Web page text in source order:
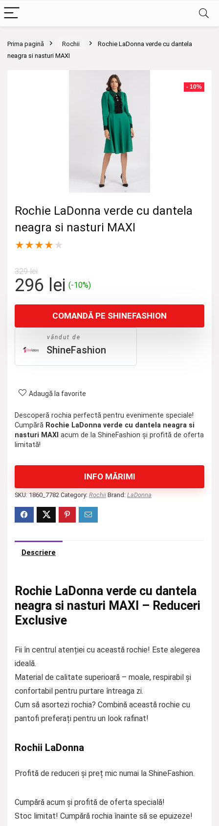
Prima pagină Rochii
Rochie LaDonna verde cu dantela
neagra si nasturi MAXI
- 10%
Rochie LaDonna verde cu dantela
neagra si nasturi MAXI
★★★★ ★
329lei
Prețul
a
fost:
329 lei.
296 leiPrețul
este:
296 lei.
(-10%)
COMANDĂ PE SHINEFASHION
vândut de
ShineFashion
Adaugă la favorite
Descoperă rochia perfectă pentru evenimente speciale!
Cumpără Rochie LaDonna verde cu dantela neagra si
nasturi MAXI acum de la ShineFashion și profită de oferta
limitată!
INFO MĂRIMI
SKU: 1860_7782 Category: Rochii Brand: LaDonna
Descriere
Rochie LaDonna verde cu dantela
neagra si nasturi MAXI – Reduceri
Exclusive
Fii în centrul atenției cu această rochie! Este alegerea
ideală.
Material de calitate superioară – moale, respirabil și
confortabil pentru purtare întreaga zi.
Cum să asortezi rochia? Combină această rochie cu
pantofi preferați pentru un look rafinat!
Rochii LaDonna
Profită de reduceri și preț mic numai la ShineFashion.
Cumpără acum și profită de oferta specială!
Stoc limitat! Cumpără rochia înainte să se epuizeze!